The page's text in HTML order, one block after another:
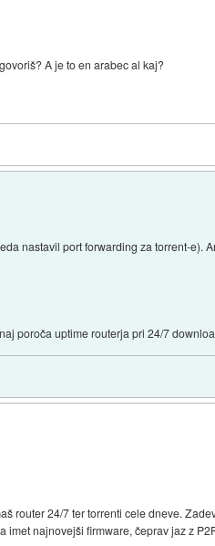
A je to en arabec al kaj?
nastavil port forwarding za torrent-
poroča uptime routerja pri 24/7
router 24/7 ter torrenti cele dneve.
imet najnovejši firmware, čeprav jaz z